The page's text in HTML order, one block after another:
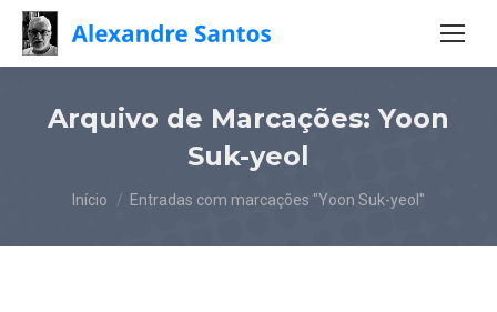
Arquivo de Marcações:Yoon
Suk-yeol
Você está aqui:
Início Entradas com marcações "Yoon Suk-yeol"